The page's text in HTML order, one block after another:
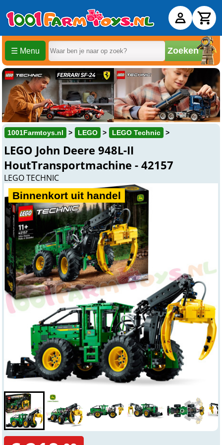
☰ Menu Zoeken
1001Farmtoys.nl LEGO LEGO Technic
LEGO John Deere 948L-II
HoutTransportmachine - 42157
LEGO TECHNIC
Binnenkort uit handel